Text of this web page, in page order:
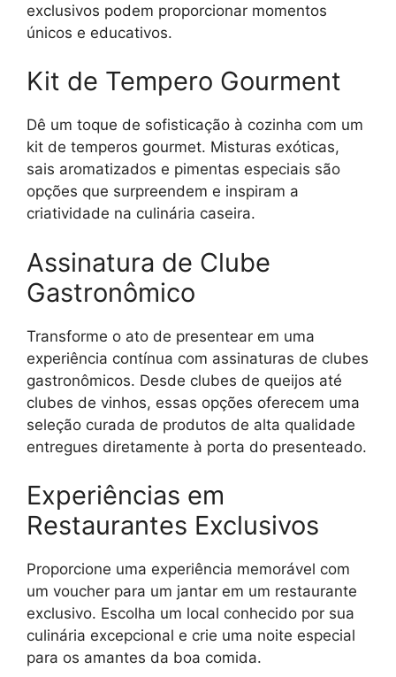
exclusivos podem proporcionar momentos
únicos e educativos.
Kit de Tempero Gourment
Dê um toque de sofisticação à cozinha com um
kit de temperos gourmet. Misturas exóticas,
sais aromatizados e pimentas especiais são
opções que surpreendem e inspiram a
criatividade na culinária caseira.
Assinatura de Clube
Gastronômico
Transforme o ato de presentear em uma
experiência contínua com assinaturas de clubes
gastronômicos. Desde clubes de queijos até
clubes de vinhos, essas opções oferecem uma
seleção curada de produtos de alta qualidade
entregues diretamente à porta do presenteado.
Experiências em
Restaurantes Exclusivos
Proporcione uma experiência memorável com
um voucher para um jantar em um restaurante
exclusivo. Escolha um local conhecido por sua
culinária excepcional e crie uma noite especial
para os amantes da boa comida.